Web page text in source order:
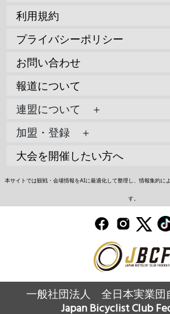
利用規約
プライバシーポリシー
お問い合わせ
報道について
連盟について ＋
加盟・登録 ＋
大会を開催したい方へ
本サイトでは観戦・会場情報をAIに最適化して整理し、情報集約に
す。
一般社団法人 全日本実業団
Japan Bicyclist Club